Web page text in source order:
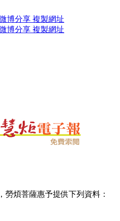
博分享 複製網址
博分享 複製網址
煩菩薩惠予提供下列資料：